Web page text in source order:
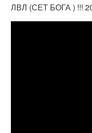
ЛВЛ (СЕТ БОГА ) !!!